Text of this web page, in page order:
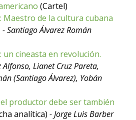
(Cartel)
Maestro de la cultura cubana
- Santiago Álvarez Román
un cineasta en revolución.
Alfonso, Lianet Cruz Pareta,
(Santiago Álvarez), Yobán
productor debe ser también
analítica) - Jorge Luis Barber